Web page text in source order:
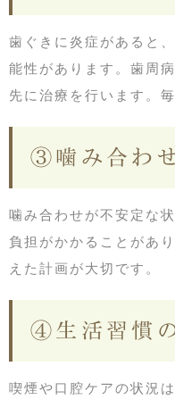
歯ぐきに炎症があると
能性があります。歯周
先に治療を行います。
③噛み合わ
噛み合わせが不安定な
負担がかかることがあ
えた計画が大切です。
④生活習慣
喫煙や口腔ケアの状況